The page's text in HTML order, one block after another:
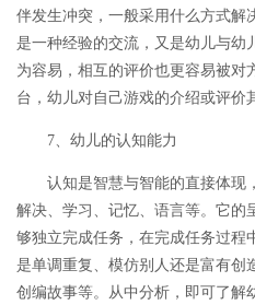
伴发生冲突，一般采用什么方式解
是一种经验的交流，又是幼儿与幼
为容易，相互的评价也更容易被对
台，幼儿对自己游戏的介绍或评价
7、幼儿的认知能力
认知是智慧与智能的直接体现
解决、学习、记忆、语言等。它的
够独立完成任务，在完成任务过程
是单调重复、模仿别人还是富有创
创编故事等。从中分析，即可了解